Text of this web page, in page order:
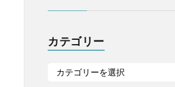
カテゴリー